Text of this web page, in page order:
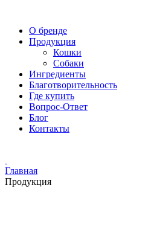
О бренде
Продукция
Кошки
Собаки
Ингредиенты
Благотворительность
Где купить
Вопрос-Ответ
Блог
Контакты
Главная
Продукция